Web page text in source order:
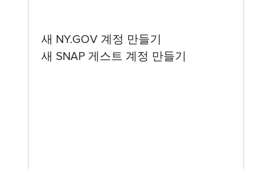
새 NY.GOV 계정 만들기
새 SNAP 게스트 계정 만들기